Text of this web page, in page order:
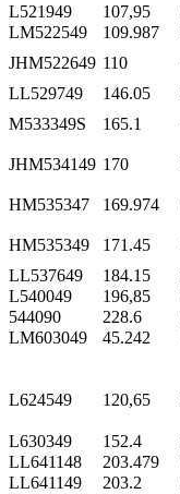
L521949
107,95
LM522549
109.987
JHM522649 110
LL529749
146.05
M533349S
165.1
JHM534149 170
HM535347 169.974
HM535349 171.45
LL537649
184.15
L540049
196,85
544090
228.6
LM603049
45.242
L624549
120,65
L630349
152.4
LL641148
203.479
LL641149
203.2